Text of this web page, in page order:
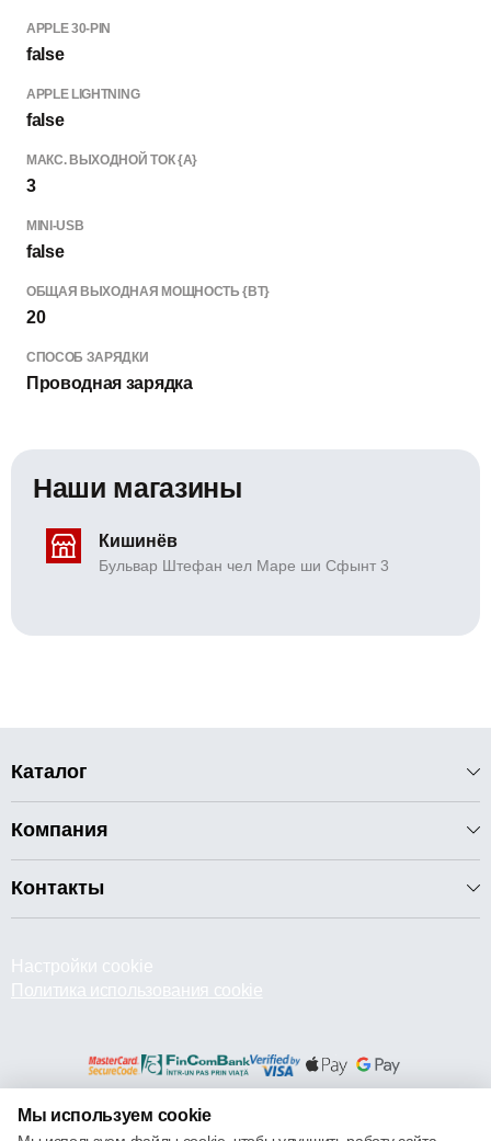
APPLE 30-PIN
false
APPLE LIGHTNING
false
МАКС. ВЫХОДНОЙ ТОК {А}
3
MINI-USB
false
ОБЩАЯ ВЫХОДНАЯ МОЩНОСТЬ {ВТ}
20
СПОСОБ ЗАРЯДКИ
Проводная зарядка
Наши магазины
Кишинёв
Бульвар Штефан чел Маре ши Сфынт 3
Каталог
Компания
Контакты
Настройки cookie
Политика использования cookie
© 2013 – 2026 ECOM
Мы используем cookie